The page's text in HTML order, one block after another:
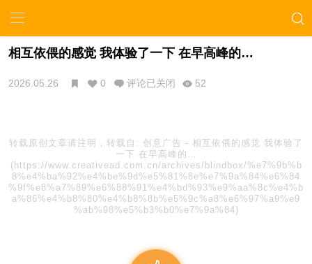
相互依偎的感觉 我体验了一下 在早高峰的…
2026.05.26 0 评论已关闭 52
转载原创文章请注明，转载自: 创意广告 - 相互依偎的感觉 我体验了
一下 在早高峰的…
(https://www.creativead.com.cn/archives/blindbox/%e7%9b%b
8%e4%ba%92%e4%be%9d%e5%81%8e%e7%9a%84%e6%84
%9f%e8%a7%89%e6%88%91%e4%bd%93%e9%aa%8c%e4%b
a%86%e4%b8%80%e4%b8%8b%e5%9c%a8%e6%97%a9%e9
%ab%98%e5%b3%b0%e7%9a%84)